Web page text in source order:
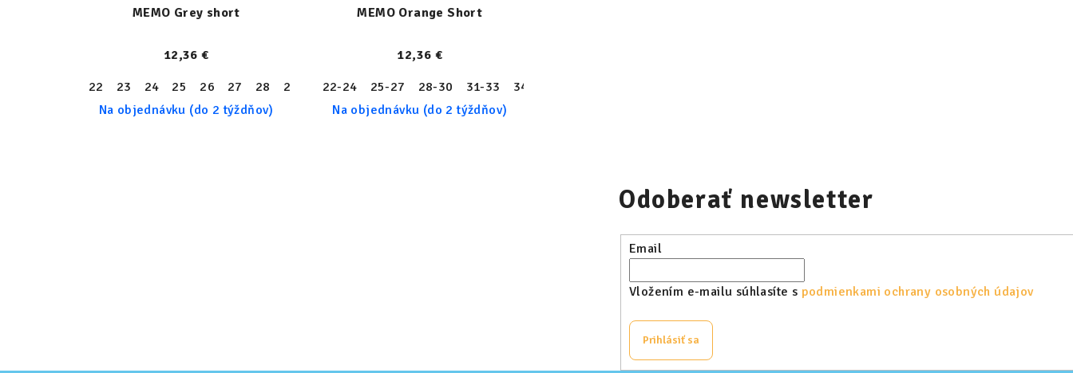
MEMO Grey short
12,36 €
22
23 24 25 26 27 28 29 30 31 32 33 34 35 36 37
Na objednávku (do 2 týždňov)
MEMO Orange Short
12,36 €
22-24
25-27 28-30 31-33 34-36
Na objednávku (do 2 týždňov)
Odoberať newsletter
Email
Vložením e-mailu súhlasíte s podmienkami ochrany osobných údajov
Prihlásiť sa